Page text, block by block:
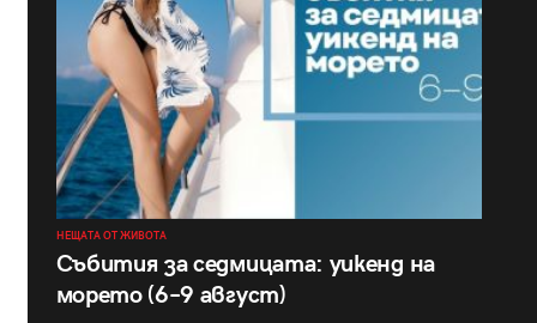
НЕЩАТА ОТ ЖИВОТА
Събития за седмицата: уикенд на
морето (6–9 август)